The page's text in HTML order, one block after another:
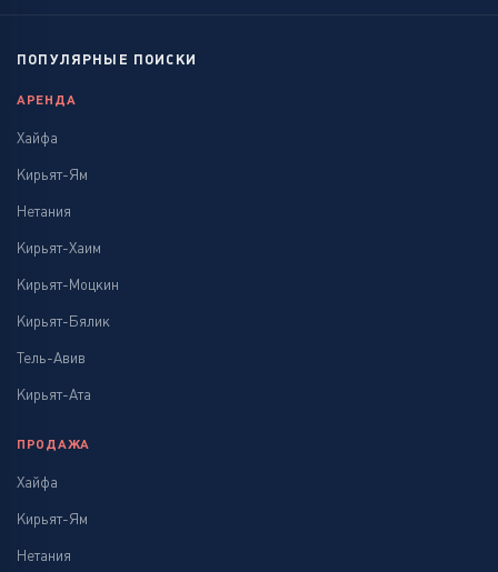
ПОПУЛЯРНЫЕ ПОИСКИ
АРЕНДА
Хайфа
Кирьят-Ям
Нетания
Кирьят-Хаим
Кирьят-Моцкин
Кирьят-Бялик
Тель-Авив
Кирьят-Ата
ПРОДАЖА
Хайфа
Кирьят-Ям
Нетания